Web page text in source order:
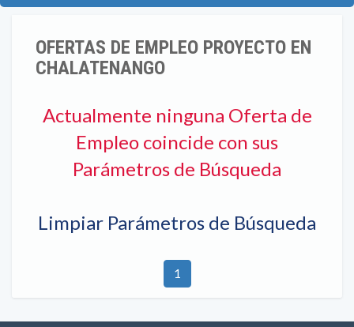
OFERTAS DE EMPLEO PROYECTO EN
CHALATENANGO
Actualmente ninguna Oferta de
Empleo coincide con sus
Parámetros de Búsqueda
Limpiar Parámetros de Búsqueda
1